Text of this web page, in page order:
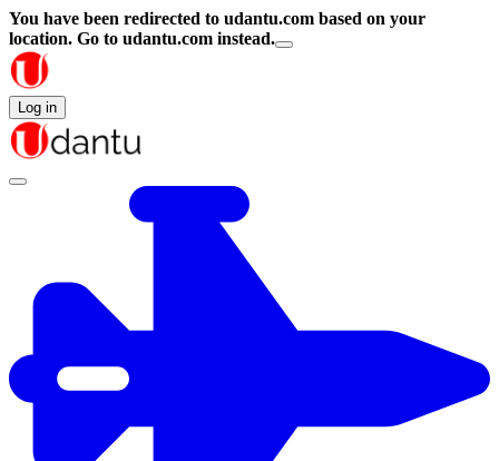
You have been redirected to udantu.com based on your
location. Go to udantu.com instead.
Log in